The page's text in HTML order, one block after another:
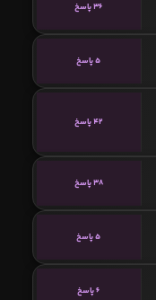
36 پاسخ
5 پاسخ
42 پاسخ
38 پاسخ
5 پاسخ
6 پاسخ